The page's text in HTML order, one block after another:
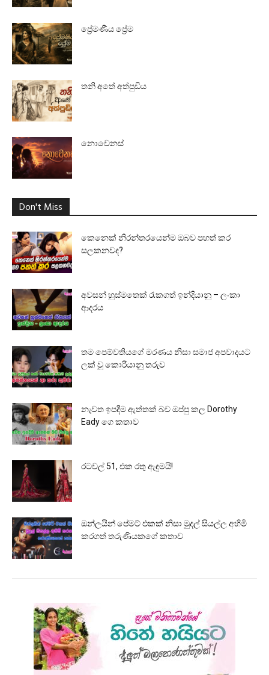
ප්‍රේමණීය ප්‍රේම
තනි අතේ අත්පුඩිය
නොවෙනස්
Don't Miss
කෙනෙක් නිරන්තරයෙන්ම ඔබව පහත් කර
සලකනවද?
අවසන් හුස්මතෙක් රැකගත් ඉන්දියානු – ලංකා
ආදරය
තම පෙම්වතියගේ මරණය නිසා සමාජ අපවාදයට
ලක් වූ කොරියානු තරුව
නැවත ඉපදීම ඇත්තක් බව ඔප්පු කල Dorothy
Eady ගෙ කතාව
රටවල් 51, එක රතු ඇඳුමයි!
ඔන්ලයින් පේමට් එකක් නිසා මුදල් සියල්ල අහිමි
කරගත් තරුණියකගේ කතාව